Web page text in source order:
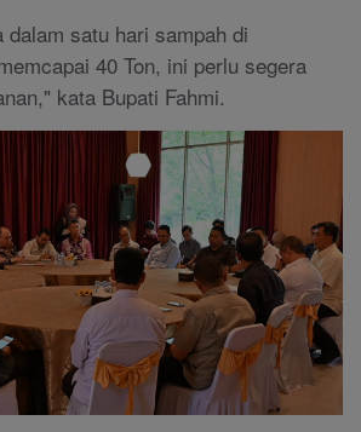
dalam satu hari sampah di
40 Ton, ini perlu segera
kata Bupati Fahmi.